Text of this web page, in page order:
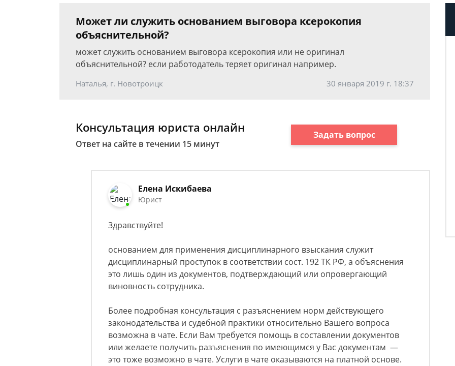
Может ли служить основанием выговора ксерокопия
объяснительной?
может служить основанием выговора ксерокопия или не оригинал
объяснительной? если работодатель теряет оригинал например.
Наталья, г. Новотроицк 30 января 2019 г. 18:37
Консультация юриста онлайн
Ответ на сайте в течении 15 минут
Задать вопрос
Елена Искибаева
Юрист
Здравствуйте!
основанием для применения дисциплинарного взыскания служит
дисциплинарный проступок в соответствии сост. 192 ТК РФ, а объяснения
это лишь один из документов, подтверждающий или опровергающий
виновность сотрудника.
Более подробная консультация с разъяснением норм действующего
законодательства и судебной практики относительно Вашего вопроса
возможна в чате. Если Вам требуется помощь в составлении документов
или желаете получить разъяснения по имеющимся у Вас документам —
это тоже возможно в чате. Услуги в чате оказываются на платной основе.